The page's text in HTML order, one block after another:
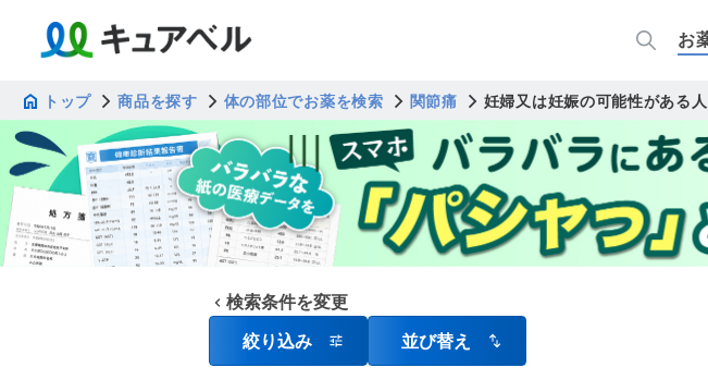
お
トップ 商品を探す 体の部位でお薬を検索 関節痛 妊婦又は妊娠の可能性がある人
検索条件を変更
絞り込み
並び替え